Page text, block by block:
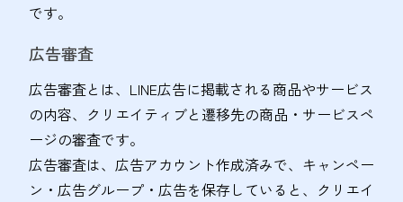
です。
広告審査
広告審査とは、LINE広告に掲載される商品やサービス
の内容、クリエイティブと遷移先の商品・サービスペ
ージの審査です。
広告審査は、広告アカウント作成済みで、キャンペー
ン・広告グループ・広告を保存していると、クリエイ